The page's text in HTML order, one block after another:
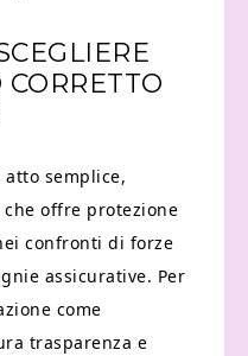
semplice,
offre protezione
confronti di forze
assicurative. Per
come
trasparenza e